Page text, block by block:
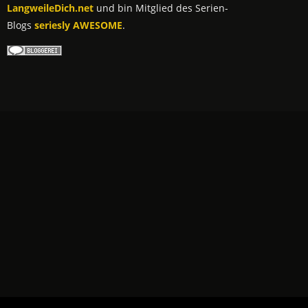
LangweileDich.net und bin Mitglied des Serien-
Blogs seriesly AWESOME.